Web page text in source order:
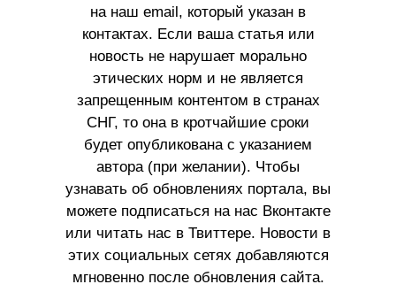
на наш email, который указан в
контактах. Если ваша статья или
новость не нарушает морально
этических норм и не является
запрещенным контентом в странах
СНГ, то она в кротчайшие сроки
будет опубликована с указанием
автора (при желании). Чтобы
узнавать об обновлениях портала, вы
можете подписаться на нас Вконтакте
или читать нас в Твиттере. Новости в
этих социальных сетях добавляются
мгновенно после обновления сайта.